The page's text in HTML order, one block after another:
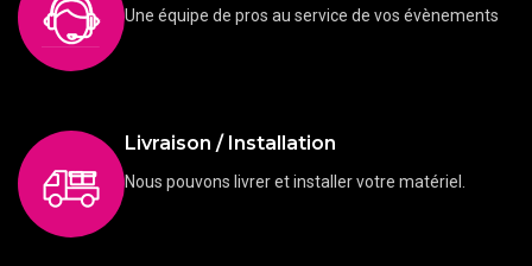
Une équipe de pros au service de vos évènements
Livraison / Installation
Nous pouvons livrer et installer votre matériel.